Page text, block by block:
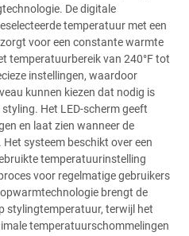
De digitale
temperatuur met een
voor een constante warmte
temperatuurbereik van 240°F tot
instellingen, waardoor
kunnen kiezen dat nodig is
Het LED-scherm geeft
en laat zien wanneer de
systeem beschikt over een
temperatuurinstelling
voor regelmatige gebruikers
brengt de
stylingtemperatuur, terwijl het
temperatuurschommelingen